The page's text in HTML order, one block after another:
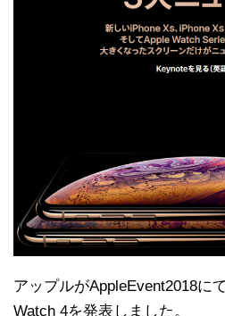
アップルがAppleEvent2018に
Watch 4を発表しました。